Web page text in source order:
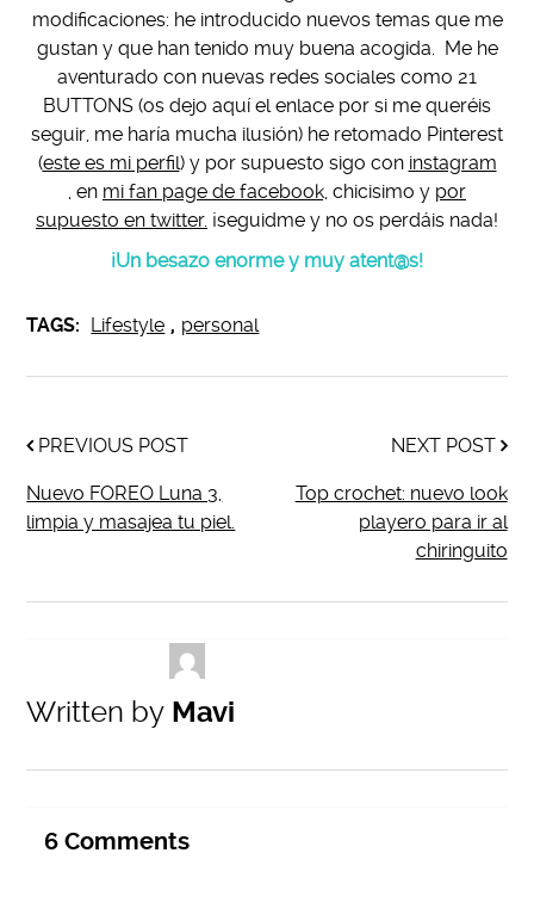
modificaciones: he introducido nuevos temas que me
gustan y que han tenido muy buena acogida. Me he
aventurado con nuevas redes sociales como 21
BUTTONS (os dejo aquí el enlace por si me queréis
seguir, me haría mucha ilusión) he retomado Pinterest
(este es mi perfil) y por supuesto sigo con instagram
, en mi fan page de facebook, chicisimo y por
supuesto en twitter. ¡seguidme y no os perdáis nada!
¡Un besazo enorme y muy atent@s!
TAGS: Lifestyle , personal
PREVIOUS POST
Nuevo FOREO Luna 3,
limpia y masajea tu piel.
NEXT POST
Top crochet: nuevo look
playero para ir al
chiringuito
Written by Mavi
6 Comments